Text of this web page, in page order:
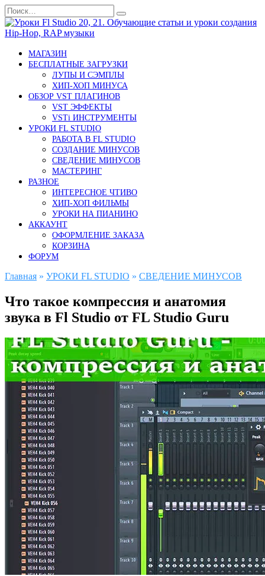
Перейти
к
содержанию
Search
for:
МАГАЗИН
БЕСПЛАТНЫЕ ЗАГРУЗКИ
ЛУПЫ И СЭМПЛЫ
ХИП-ХОП МИНУСА
ОБЗОР VST ПЛАГИНОВ
VST ЭФФЕКТЫ
VSTi ИНСТРУМЕНТЫ
УРОКИ FL STUDIO
РАБОТА В FL STUDIO
СОЗДАНИЕ МИНУСОВ
СВЕДЕНИЕ МИНУСОВ
МАСТЕРИНГ
РАЗНОЕ
ИНТЕРЕСНОЕ ЧТИВО
ХИП-ХОП ФИЛЬМЫ
УРОКИ НА ПИАНИНО
АККАУНТ
ОФОРМЛЕНИЕ ЗАКАЗА
КОРЗИНА
ФОРУМ
Главная » УРОКИ FL STUDIO » СВЕДЕНИЕ МИНУСОВ
Что такое компрессия и анатомия
звука в Fl Studio от FL Studio Guru